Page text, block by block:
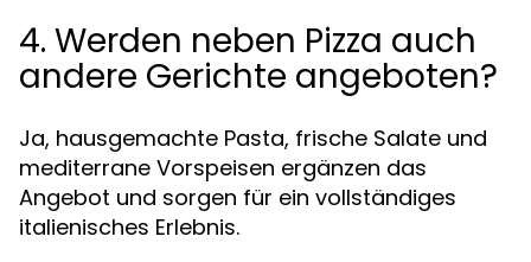
4. Werden neben Pizza auch
andere Gerichte angeboten?
Ja, hausgemachte Pasta, frische Salate und
mediterrane Vorspeisen ergänzen das
Angebot und sorgen für ein vollständiges
italienisches Erlebnis.